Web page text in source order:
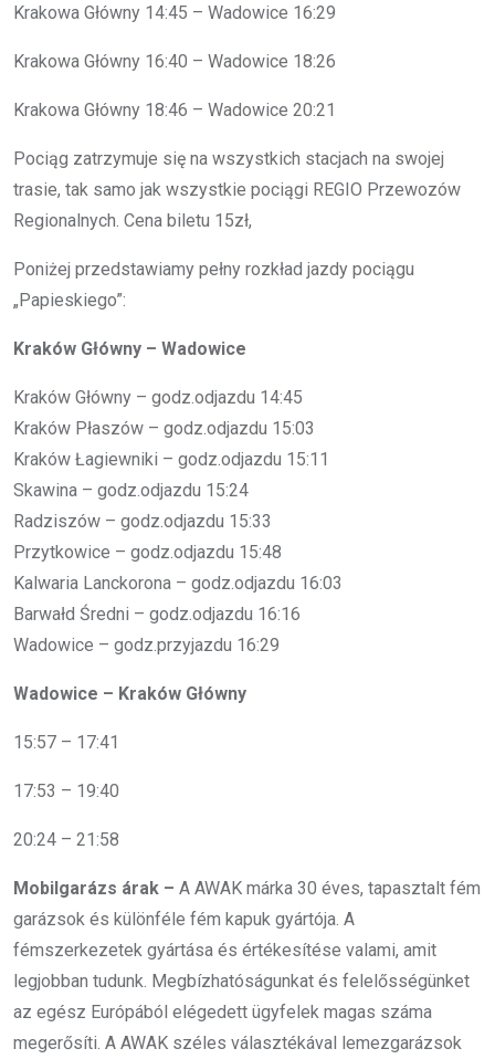
Krakowa Główny 14:45 – Wadowice 16:29
Krakowa Główny 16:40 – Wadowice 18:26
Krakowa Główny 18:46 – Wadowice 20:21
Pociąg zatrzymuje się na wszystkich stacjach na swojej
trasie, tak samo jak wszystkie pociągi REGIO Przewozów
Regionalnych. Cena biletu 15zł,
Poniżej przedstawiamy pełny rozkład jazdy pociągu
„Papieskiego”:
Kraków Główny – Wadowice
Kraków Główny – godz.odjazdu 14:45
Kraków Płaszów – godz.odjazdu 15:03
Kraków Łagiewniki – godz.odjazdu 15:11
Skawina – godz.odjazdu 15:24
Radziszów – godz.odjazdu 15:33
Przytkowice – godz.odjazdu 15:48
Kalwaria Lanckorona – godz.odjazdu 16:03
Barwałd Średni – godz.odjazdu 16:16
Wadowice – godz.przyjazdu 16:29
Wadowice – Kraków Główny
15:57 – 17:41
17:53 – 19:40
20:24 – 21:58
Mobilgarázs árak – A AWAK márka 30 éves, tapasztalt fém
garázsok és különféle fém kapuk gyártója. A
fémszerkezetek gyártása és értékesítése valami, amit
legjobban tudunk. Megbízhatóságunkat és felelősségünket
az egész Európából elégedett ügyfelek magas száma
megerősíti. A AWAK széles választékával lemezgarázsok